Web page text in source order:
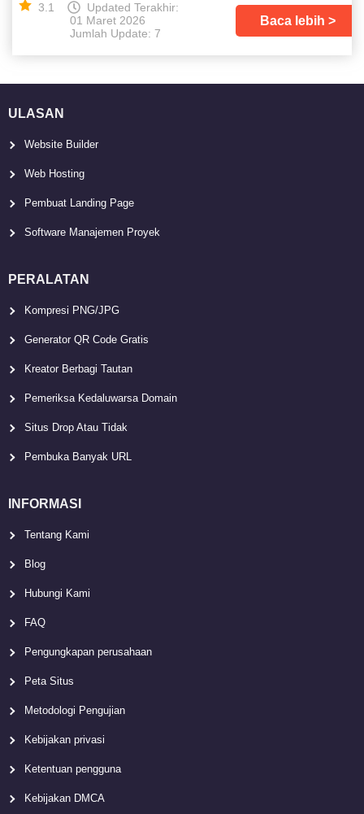
3.1
Updated Terakhir:
01 Maret 2026
Jumlah Update: 7
Baca lebih
ULASAN
Website Builder
Web Hosting
Pembuat Landing Page
Software Manajemen Proyek
PERALATAN
Kompresi PNG/JPG
Generator QR Code Gratis
Kreator Berbagi Tautan
Pemeriksa Kedaluwarsa Domain
Situs Drop Atau Tidak
Pembuka Banyak URL
INFORMASI
Tentang Kami
Blog
Hubungi Kami
FAQ
Pengungkapan perusahaan
Peta Situs
Metodologi Pengujian
Kebijakan privasi
Ketentuan pengguna
Kebijakan DMCA